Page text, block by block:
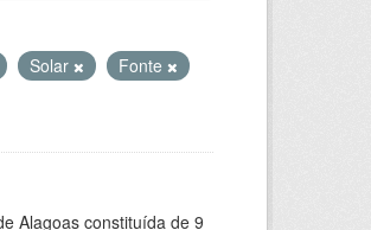
Solar
Fonte
Alagoas constituída de 9